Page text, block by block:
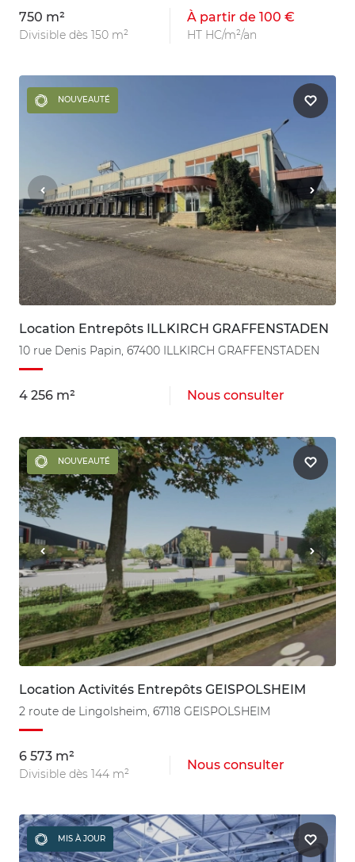
750 m²
Divisible dès 150 m²
À partir de 100 €
HT HC/m²/an
NOUVEAUTÉ
Location Entrepôts ILLKIRCH GRAFFENSTADEN
10 rue Denis Papin, 67400 ILLKIRCH GRAFFENSTADEN
4 256 m² Nous consulter
NOUVEAUTÉ
Location Activités Entrepôts GEISPOLSHEIM
2 route de Lingolsheim, 67118 GEISPOLSHEIM
6 573 m²
Divisible dès 144 m²
Nous consulter
MIS À JOUR